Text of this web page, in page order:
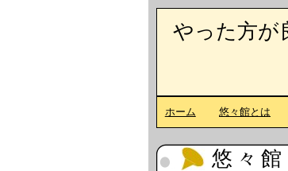
やった方が
ホーム 悠々館とは
悠々館